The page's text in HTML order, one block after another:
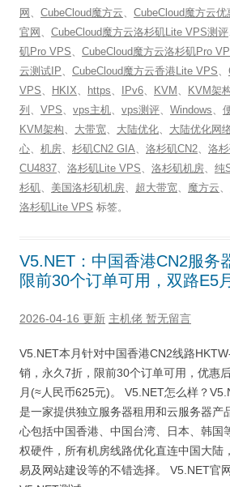
网 、 CubeCloud魔方云、 CubeCloud魔方云优
官网 、 CubeCloud魔方云洛杉矶Lite VPS测评
矶Pro VPS、 CubeCloud魔方云洛杉矶Pro
云测试IP、 CubeCloud魔方云香港Lite VPS、
VPS、 HKIX、 https、 IPv6、 KVM 、 KVM架
列 、 VPS、 vps主机、 vps测评、 Windows、
KVM架构、 大带宽、 大陆优化、 大陆优化网
心、 机房、 杉矶CN2 GIA、 洛杉矶CN2、 洛
CU4837、 洛杉矶Lite VPS、 洛杉矶机房、 纯
杉矶、 美国洛杉矶机房、 超大带宽、 魔方云、
洛杉矶Lite VPS 标签。
V5.NET：中国香港CN2服务
限前30个订单可用，双路E5
2026-04-16 更新 主机佬 暂无留言
V5.NET本月针对中国香港CN2线路
销，永久7折，限前30个订单可用，优惠
月(≈人民币625元)。 V5.NET怎么样？
是一家提供独立服务器租用和云服务器产
心包括中国香港、中国台湾、日本、韩国
权硬件，所有机房线路优化直连中国大陆
易及网站建设等的不错选择。 V5.NET官